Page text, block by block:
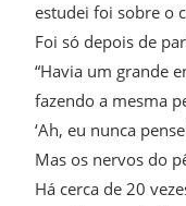
estudei foi sobre o
Foi só depois de
“Havia um grande
fazendo a mesma
‘Ah, eu nunca
Mas os nervos do
Há cerca de 20